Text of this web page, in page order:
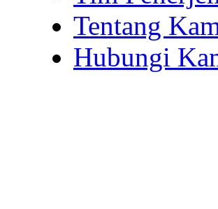
Tentang
Hubungi